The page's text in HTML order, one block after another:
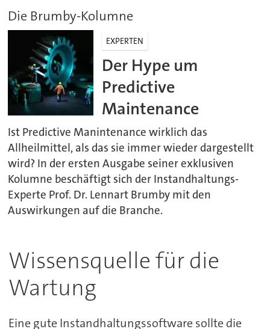
Die Brumby-Kolumne
EXPERTEN
Der Hype um
Predictive
Maintenance
Ist Predictive Manintenance wirklich das
Allheilmittel, als das sie immer wieder dargestellt
wird? In der ersten Ausgabe seiner exklusiven
Kolumne beschäftigt sich der Instandhaltungs-
Experte Prof. Dr. Lennart Brumby mit den
Auswirkungen auf die Branche.
Wissensquelle für die
Wartung
Eine gute Instandhaltungssoftware sollte die